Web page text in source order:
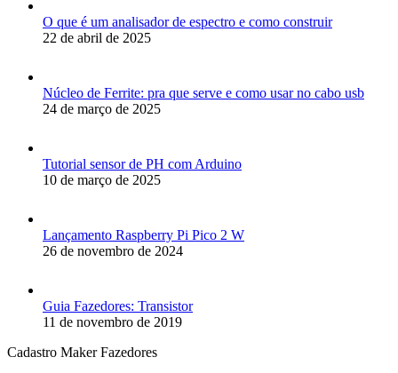
O que é um analisador de espectro e como construir
22 de abril de 2025
Núcleo de Ferrite: pra que serve e como usar no cabo usb
24 de março de 2025
Tutorial sensor de PH com Arduino
10 de março de 2025
Lançamento Raspberry Pi Pico 2 W
26 de novembro de 2024
Guia Fazedores: Transistor
11 de novembro de 2019
Cadastro Maker Fazedores